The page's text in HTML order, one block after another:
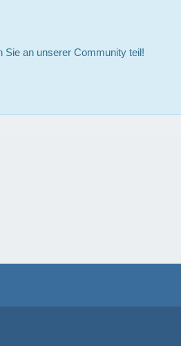
Sie an unserer Community teil!